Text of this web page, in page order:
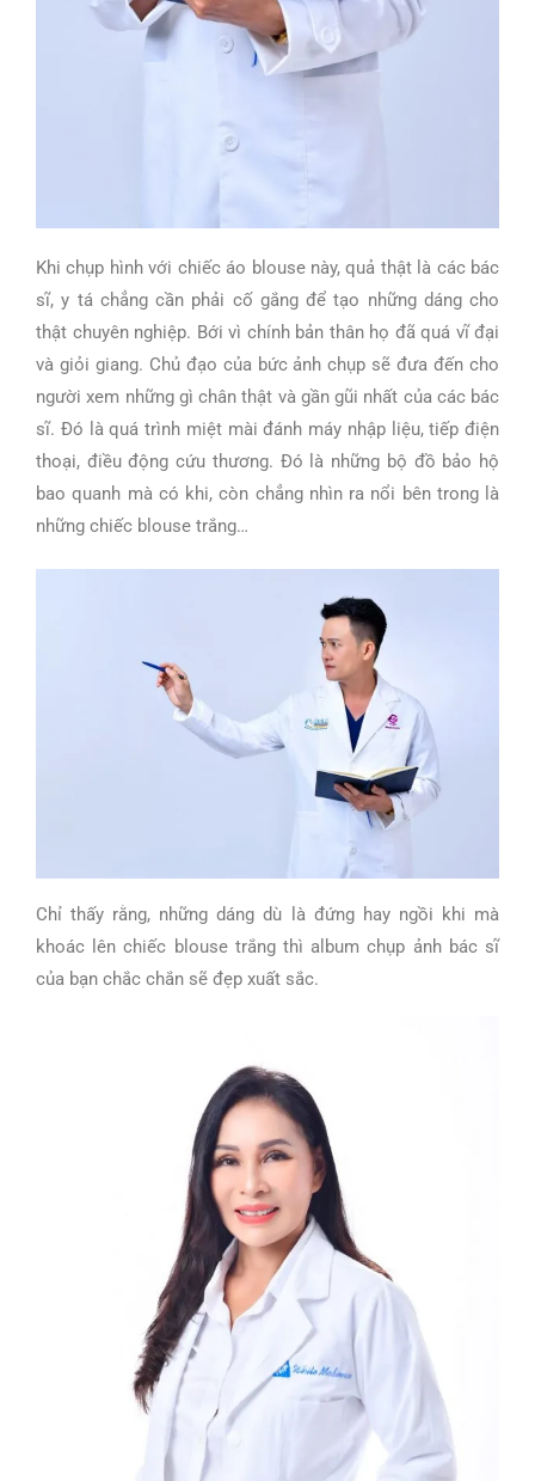
Khi chụp hình với chiếc áo blouse này, quả thật là các bác
sĩ, y tá chẳng cần phải cố gắng để tạo những dáng cho
thật chuyên nghiệp. Bới vì chính bản thân họ đã quá vĩ đại
và giỏi giang. Chủ đạo của bức ảnh chụp sẽ đưa đến cho
người xem những gì chân thật và gần gũi nhất của các bác
sĩ. Đó là quá trình miệt mài đánh máy nhập liệu, tiếp điện
thoại, điều động cứu thương. Đó là những bộ đồ bảo hộ
bao quanh mà có khi, còn chẳng nhìn ra nổi bên trong là
những chiếc blouse trắng…
Chỉ thấy rằng, những dáng dù là đứng hay ngồi khi mà
khoác lên chiếc blouse trắng thì album chụp ảnh bác sĩ
của bạn chắc chắn sẽ đẹp xuất sắc.